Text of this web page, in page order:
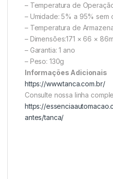
– Temperatura de
– Umidade: 5% a 95% sem
– Temperatura de
– Dimensões:171 × 66 ×
– Garantia: 1 ano
– Peso: 130g
Informações Adicionais
https://www.tanca.com.br/
Consulte nossa linha
https://
antes/tanca/